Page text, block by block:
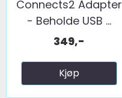
Connects2 Adapter
- Beholde USB ...
349,-
Kjøp